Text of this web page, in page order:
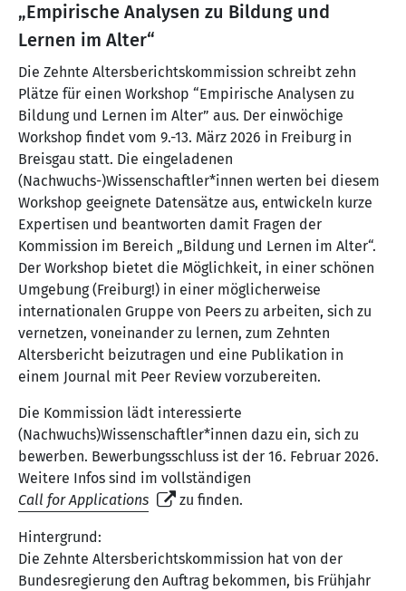
„Empirische Analysen zu Bildung und
Lernen im Alter“
Die Zehnte Altersberichtskommission schreibt zehn
Plätze für einen Workshop “Empirische Analysen zu
Bildung und Lernen im Alter” aus. Der einwöchige
Workshop findet vom 9.-13. März 2026 in Freiburg in
Breisgau statt. Die eingeladenen
(Nachwuchs-)Wissenschaftler*innen werten bei diesem
Workshop geeignete Datensätze aus, entwickeln kurze
Expertisen und beantworten damit Fragen der
Kommission im Bereich „Bildung und Lernen im Alter“.
Der Workshop bietet die Möglichkeit, in einer schönen
Umgebung (Freiburg!) in einer möglicherweise
internationalen Gruppe von Peers zu arbeiten, sich zu
vernetzen, voneinander zu lernen, zum Zehnten
Altersbericht beizutragen und eine Publikation in
einem Journal mit Peer Review vorzubereiten.
Die Kommission lädt interessierte
(Nachwuchs)Wissenschaftler*innen dazu ein, sich zu
bewerben. Bewerbungsschluss ist der 16. Februar 2026.
Weitere Infos sind im vollständigen
Call for Applications
zu finden.
Hintergrund:
Die Zehnte Altersberichtskommission hat von der
Bundesregierung den Auftrag bekommen, bis Frühjahr